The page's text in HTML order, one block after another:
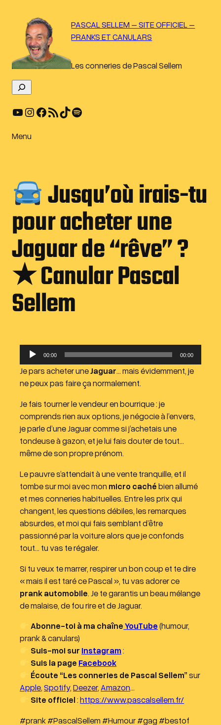
contenu
PASCAL SELLEM – SITE OFFICIEL –
PRANKS ET CANULARS
Les conneries de Pascal Sellem
e
c
e
YouTube Instagram Facebook Flux RSS TikTok Spotify
Menu
Jusqu’où irais-tu
pour acheter une
Jaguar de “rêve” ?
★ Canular Pascal
Sellem
e
c
t
e
u
r
a
u
i
o
00:00 00:00
Je pars acheter uneJaguar… mais évidemment, je
ne peux pas faire ça normalement.
Je fais tourner le vendeur en bourrique : je
comprends rien aux options, je négocie à l’envers,
je parle d’une Jaguar comme si j’achetais une
tondeuse à gazon, et je lui fais douter de tout…
même de son propre prénom.
Le pauvre s’attendait à une vente tranquille, et il
tombe sur moi avec mon micro cachébien allumé
et mes conneries habituelles. Entre les prix qui
changent, les questions débiles, les remarques
absurdes, et moi qui fais semblant d’être
passionné par la voiture alors que je confonds
tout… tu vas te régaler.
Si tu veux te marrer, respirer un bon coup et te dire
« mais il est taré ce Pascal », tu vas adorer ce
prank automobile. Je te garantis un beau mélange
de malaise, de fou rire et de Jaguar.
Abonne-toi à ma chaîneYouTube(humour,
prank & canulars)
Suis-moi sur Instagram:
Suis la page Facebook
Écoute “Les conneries de Pascal Sellem”sur
Apple,Spotify,Deezer,Amazon…
Site officiel:https://www.pascalsellem.fr/
#prank #PascalSellem #Humour #gag #bestof